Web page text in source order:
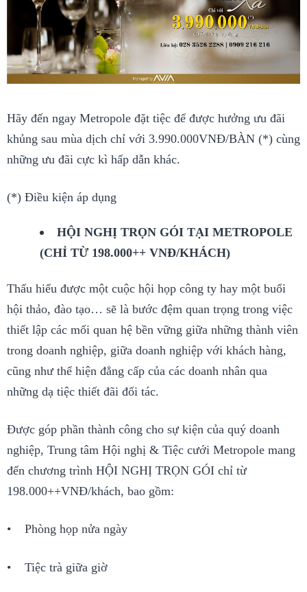
Hãy đến ngay Metropole đặt tiệc để được hưởng ưu đãi
khủng sau mùa dịch chỉ với 3.990.000VNĐ/BÀN (*) cùng
những ưu đãi cực kì hấp dẫn khác.
(*) Điều kiện áp dụng
HỘI NGHỊ TRỌN GÓI TẠI METROPOLE
(CHỈ TỪ 198.000++ VNĐ/KHÁCH)
Thấu hiểu được một cuộc hội họp công ty hay một buổi
hội thảo, đào tạo… sẽ là bước đệm quan trọng trong việc
thiết lập các mối quan hệ bền vững giữa những thành viên
trong doanh nghiệp, giữa doanh nghiệp với khách hàng,
cũng như thể hiện đẳng cấp của các doanh nhân qua
những dạ tiệc thiết đãi đối tác.
Được góp phần thành công cho sự kiện của quý doanh
nghiệp, Trung tâm Hội nghị & Tiệc cưới Metropole mang
đến chương trình HỘI NGHỊ TRỌN GÓI chỉ từ
198.000++VNĐ/khách, bao gồm:
• Phòng họp nửa ngày
• Tiệc trà giữa giờ